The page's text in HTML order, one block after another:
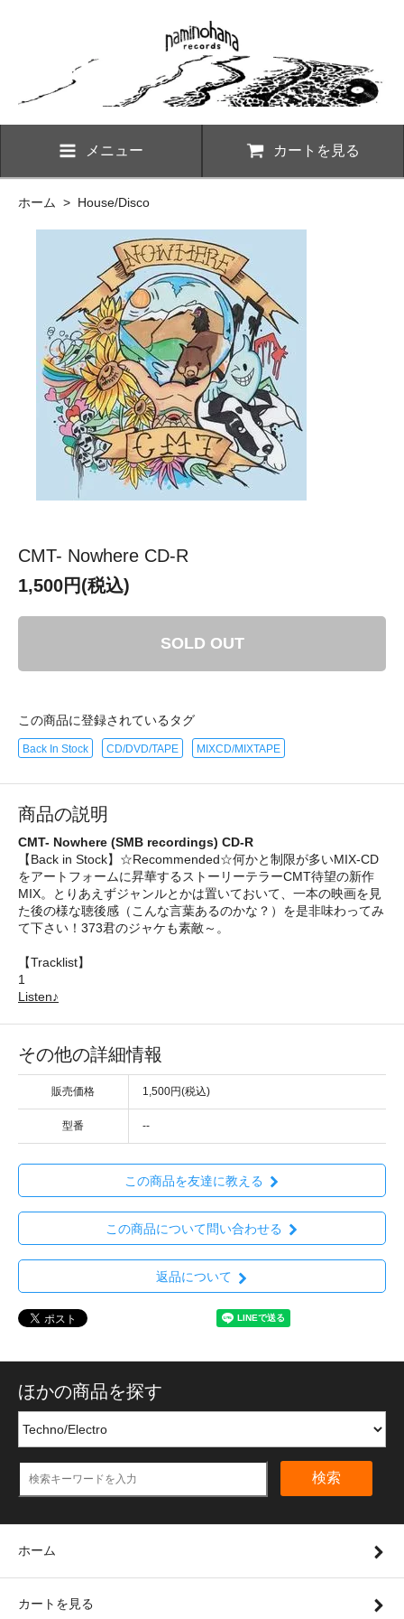
メニュー カートを見る
ホーム > House/Disco
CMT- Nowhere CD-R
1,500円(税込)
SOLD OUT
この商品に登録されているタグ
Back In Stock CD/DVD/TAPE MIXCD/MIXTAPE
商品の説明
CMT- Nowhere (SMB recordings) CD-R
【Back in Stock】☆Recommended☆何かと制限が多いMIX-CD
をアートフォームに昇華するストーリーテラーCMT待望の新作
MIX。とりあえずジャンルとかは置いておいて、一本の映画を見
た後の様な聴後感（こんな言葉あるのかな？）を是非味わってみ
て下さい！373君のジャケも素敵～。
【Tracklist】
1
Listen♪
その他の詳細情報
販売価格 1,500円(税込)
型番 --
この商品を友達に教える
この商品について問い合わせる
返品について
ほかの商品を探す
検索
ホーム
カートを見る